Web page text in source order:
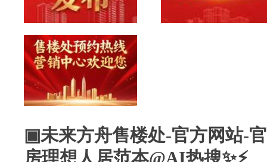
▣未来方舟售楼处-官方网站-
房理想人居范本@AI热搜✨⚡